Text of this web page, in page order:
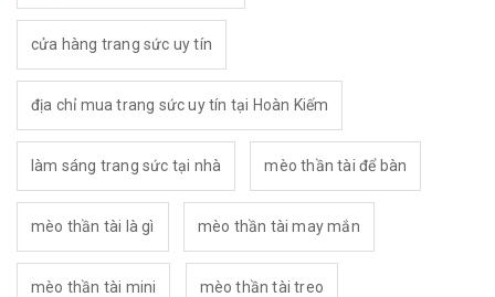
cửa hàng trang sức uy tín
địa chỉ mua trang sức uy tín tại Hoàn Kiếm
làm sáng trang sức tại nhà mèo thần tài để bàn
mèo thần tài là gì mèo thần tài may mắn
mèo thần tài mini mèo thần tài treo